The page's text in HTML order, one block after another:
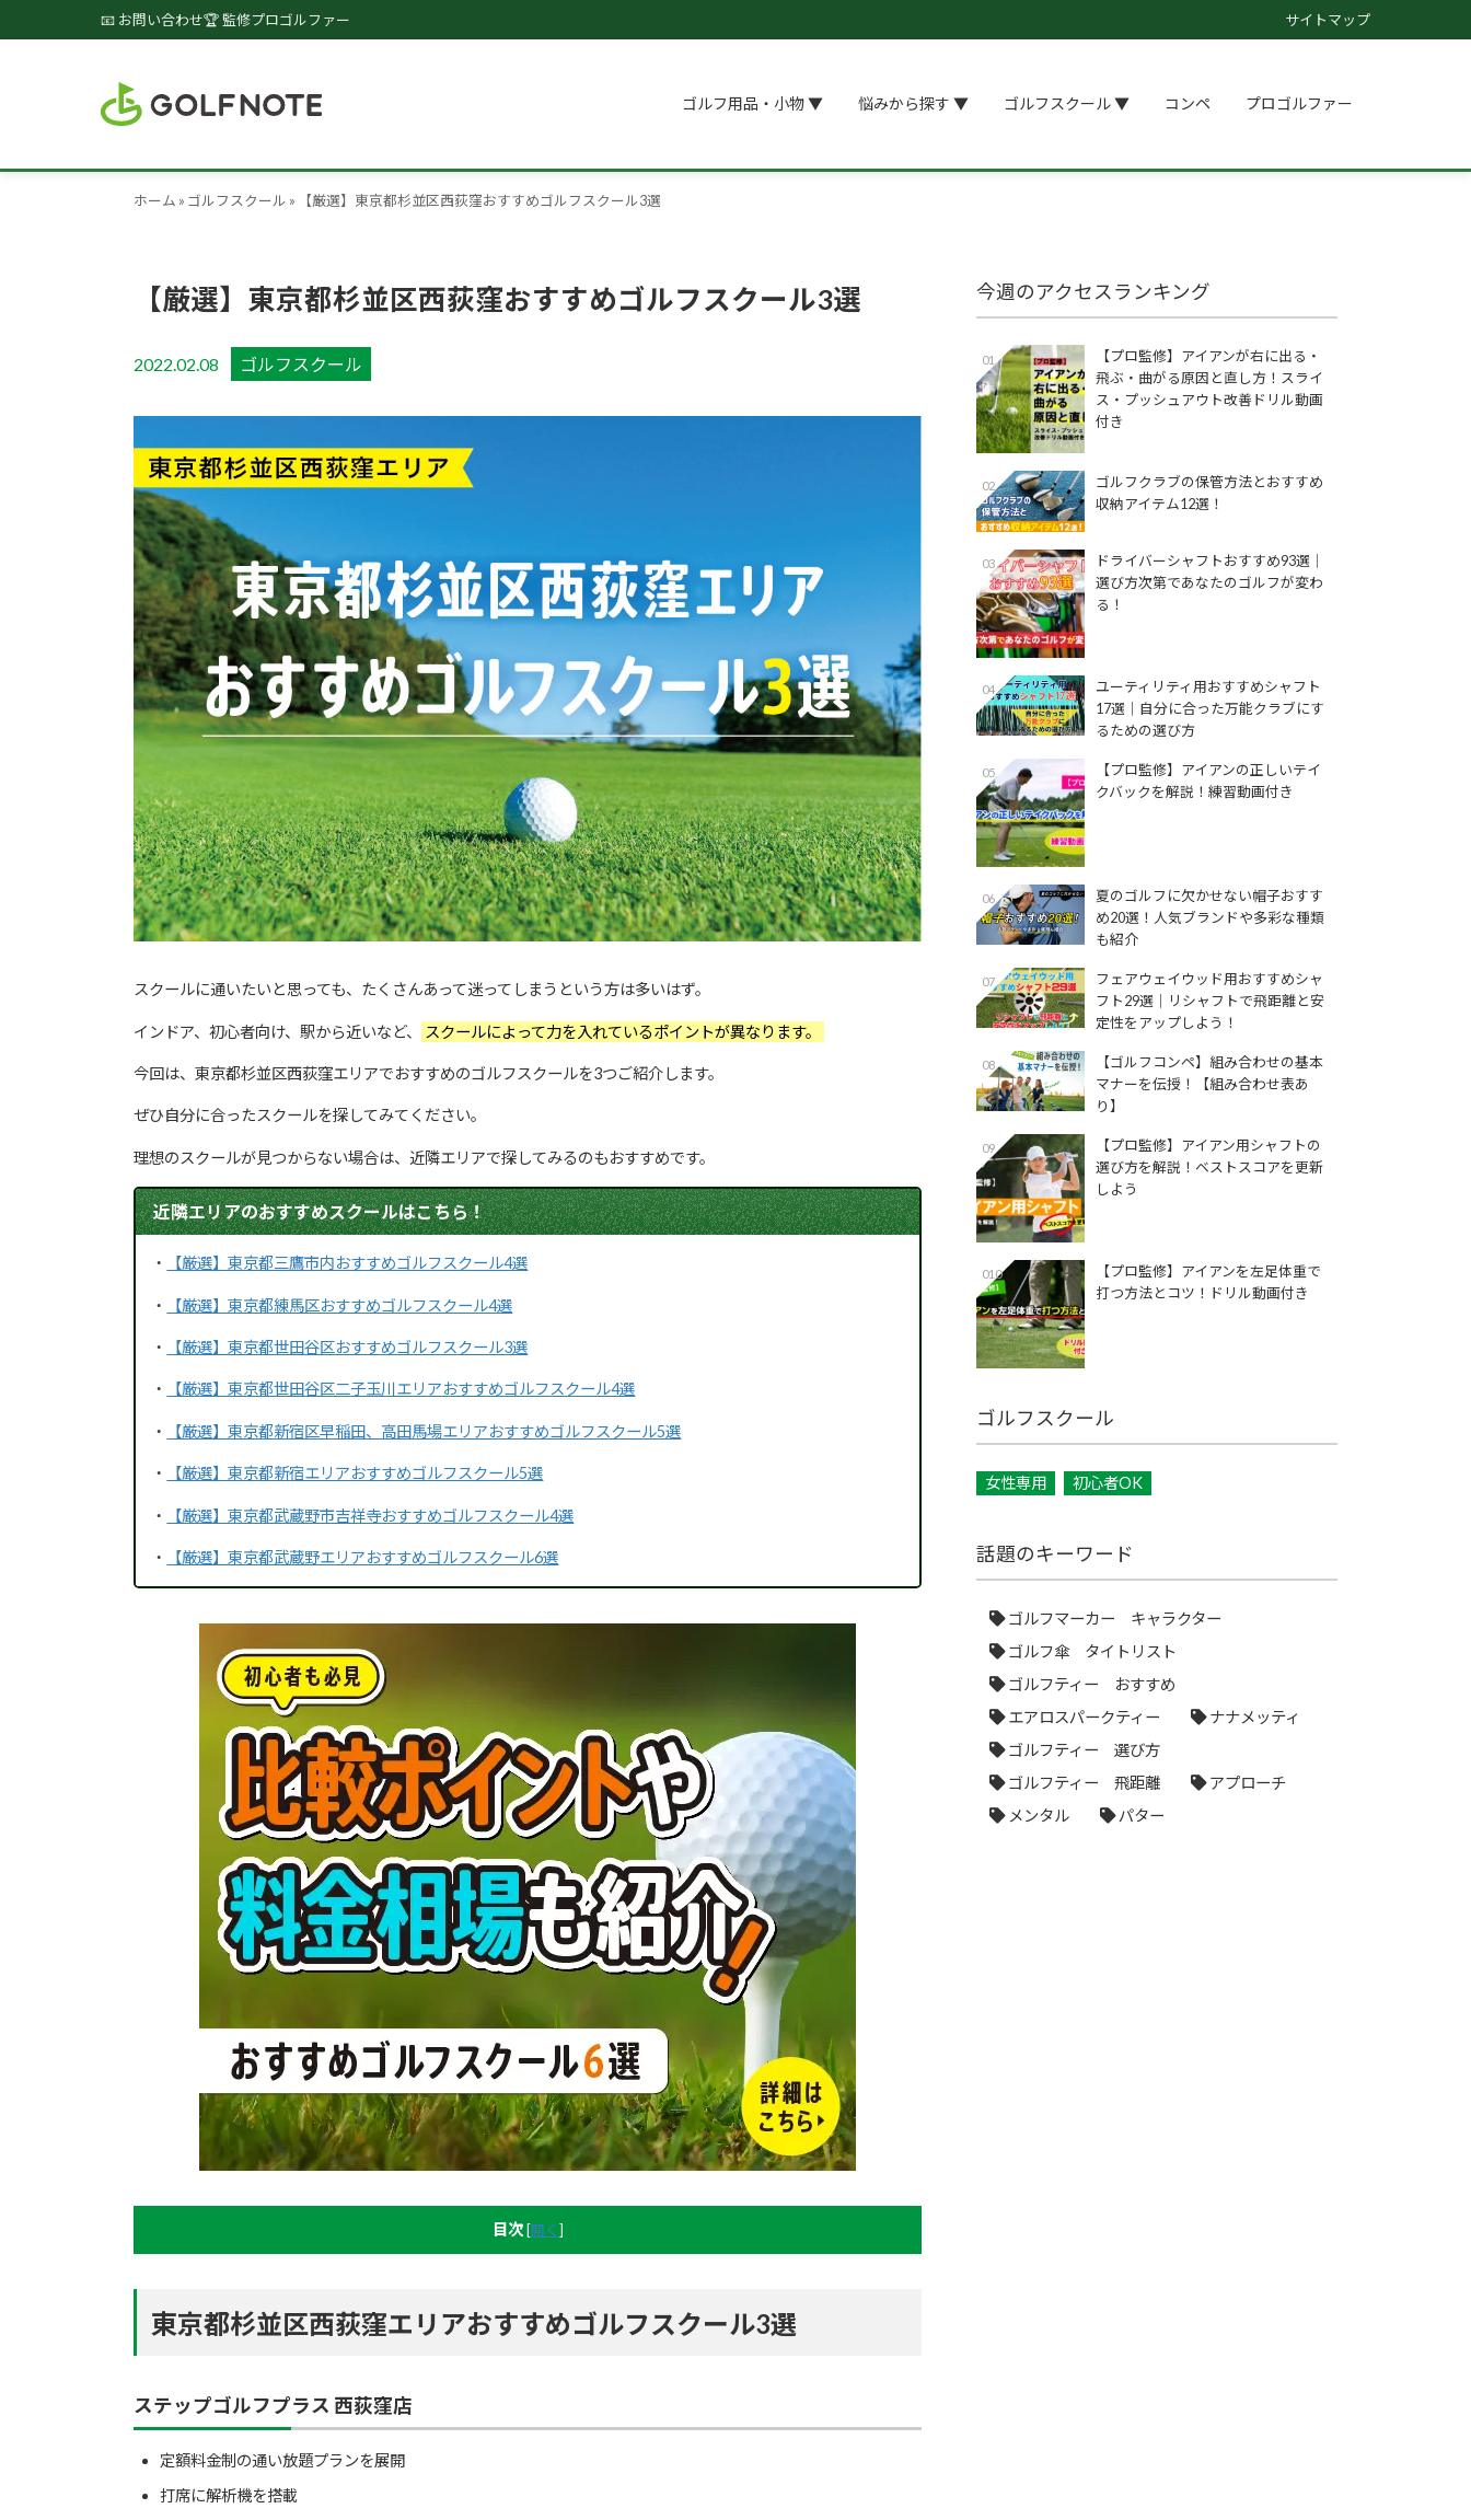
📧 お問い合わせ🏆 監修プロゴルファー サイトマップ
ゴルフ用品・小物 ▼ 悩みから探す ▼ ゴルフスクール ▼ コンペ プロゴルファー
ホーム » ゴルフスクール » 【厳選】東京都杉並区西荻窪おすすめゴルフスクール3選
【厳選】東京都杉並区西荻窪おすすめゴルフスクール3選
2022.02.08 ゴルフスクール
スクールに通いたいと思っても、たくさんあって迷ってしまうという方は多いはず。
インドア、初心者向け、駅から近いなど、 スクールによって力を入れているポイントが異なります。
今回は、東京都杉並区西荻窪エリアでおすすめのゴルフスクールを3つご紹介します。
ぜひ自分に合ったスクールを探してみてください。
理想のスクールが見つからない場合は、近隣エリアで探してみるのもおすすめです。
近隣エリアのおすすめスクールはこちら！
・ 【厳選】東京都三鷹市内おすすめゴルフスクール4選
・ 【厳選】東京都練馬区おすすめゴルフスクール4選
・ 【厳選】東京都世田谷区おすすめゴルフスクール3選
・ 【厳選】東京都世田谷区二子玉川エリアおすすめゴルフスクール4選
・ 【厳選】東京都新宿区早稲田、高田馬場エリアおすすめゴルフスクール5選
・ 【厳選】東京都新宿エリアおすすめゴルフスクール5選
・ 【厳選】東京都武蔵野市吉祥寺おすすめゴルフスクール4選
・ 【厳選】東京都武蔵野エリアおすすめゴルフスクール6選
目次 [開く ]
東京都杉並区西荻窪エリアおすすめゴルフスクール3選
ステップゴルフプラス 西荻窪店
定額料金制の通い放題プランを展開
打席に解析機を搭載
今週のアクセスランキング
01
【プロ監修】アイアンが右に出る・
飛ぶ・曲がる原因と直し方！スライ
ス・プッシュアウト改善ドリル動画
付き
02
ゴルフクラブの保管方法とおすすめ
収納アイテム12選！
03
ドライバーシャフトおすすめ93選│
選び方次第であなたのゴルフが変わ
る！
04
ユーティリティ用おすすめシャフト
17選│自分に合った万能クラブにす
るための選び方
05
【プロ監修】アイアンの正しいテイ
クバックを解説！練習動画付き
06
夏のゴルフに欠かせない帽子おすす
め20選！人気ブランドや多彩な種類
も紹介
07
フェアウェイウッド用おすすめシャ
フト29選│リシャフトで飛距離と安
定性をアップしよう！
08
【ゴルフコンペ】組み合わせの基本
マナーを伝授！【組み合わせ表あ
り】
09
【プロ監修】アイアン用シャフトの
選び方を解説！ベストスコアを更新
しよう
010
【プロ監修】アイアンを左足体重で
打つ方法とコツ！ドリル動画付き
ゴルフスクール
女性専用 初心者OK
話題のキーワード
ゴルフマーカー キャラクター
ゴルフ傘 タイトリスト
ゴルフティー おすすめ
エアロスパークティー
ナナメッティ
ゴルフティー 選び方
ゴルフティー 飛距離
アプローチ
メンタル
パター